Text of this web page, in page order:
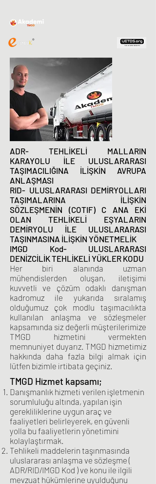
ADR- TEHLİKELİ MALLARIN
KARAYOLU İLE ULUSLARARASI
TAŞIMACILIĞINA İLİŞKİN AVRUPA
ANLAŞMASI
RID- ULUSLARARASI DEMİRYOLLARI
TAŞIMALARINA İLİŞKİN
SÖZLEŞMENİN (COTIF) C ANA EKİ
OLAN TEHLİKELİ EŞYALARIN
DEMİRYOLU İLE ULUSLARARASI
TAŞINMASINA İLİŞKİN YÖNETMELİK
IMGD Kod- ULUSLARARASI
DENİZCİLİK TEHLİKELİ YÜKLER KODU
Her biri alanında uzman
mühendislerden oluşan, iletişimi
kuvvetli ve çözüm odaklı danışman
kadromuz ile yukarıda sıralamış
olduğumuz çok modlu taşımacılıkta
kullanılan anlaşma ve sözleşmeler
kapsamında siz değerli müşterilerimize
TMGD hizmetini vermekten
memnuniyet duyarız. TMGD hizmetimiz
hakkında daha fazla bilgi almak için
lütfen bizimle irtibata geçiniz.
TMGD Hizmet kapsamı;
Danışmanlık hizmeti verilen işletmenin
sorumluluğu altında, yapılan işin
gerekliliklerine uygun araç ve
faaliyetleri belirleyerek, en güvenli
yolla bu faaliyetlerin yönetimini
kolaylaştırmak.
Tehlikeli maddelerin taşınmasında
uluslararası anlaşma ve sözleşme (
ADR/RID/IMGD Kod ) ve konu ile ilgili
mevzuat hükümlerine uyulduğunu